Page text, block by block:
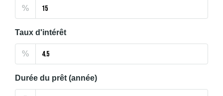
%
Taux d'intérêt
%
Durée du prêt (année)